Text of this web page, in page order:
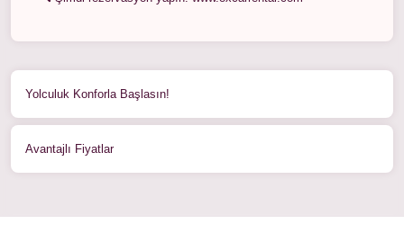
Yolculuk Konforla Başlasın!
Avantajlı Fiyatlar